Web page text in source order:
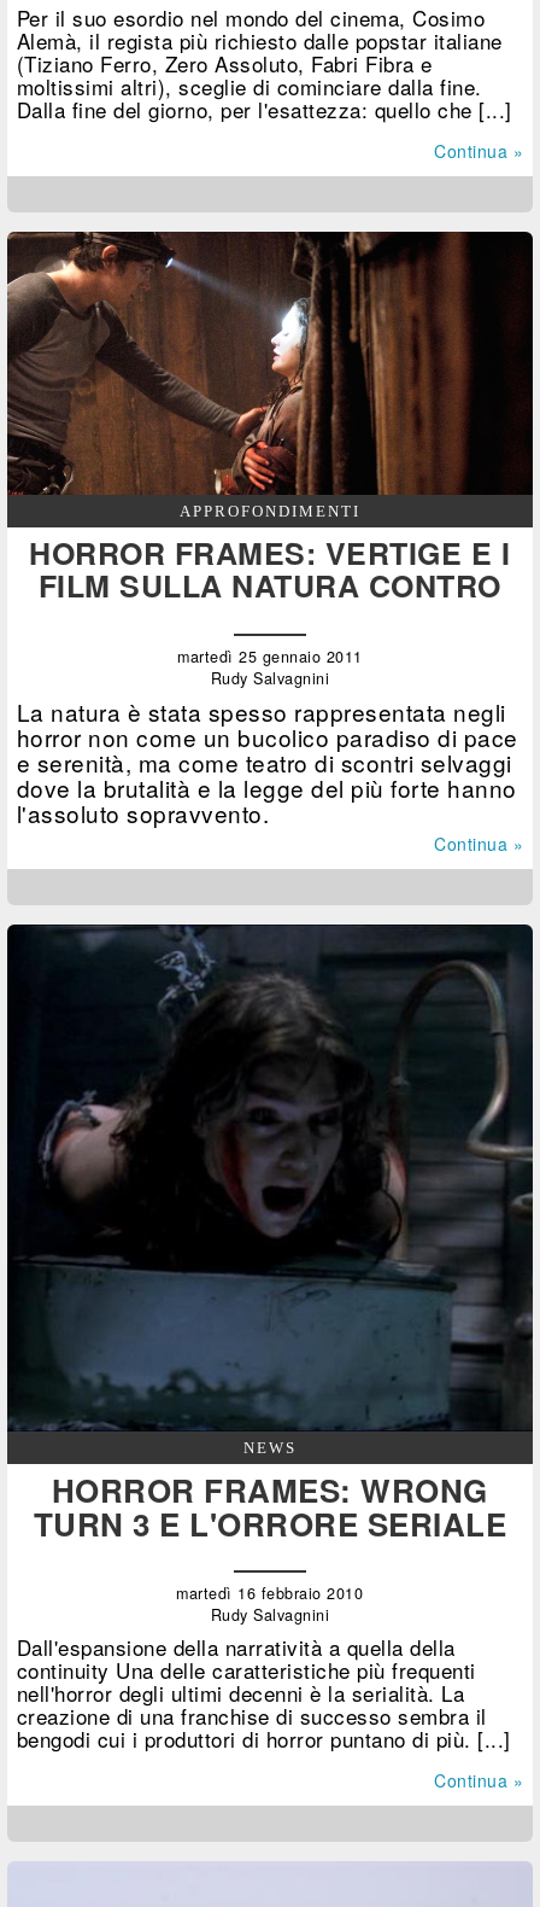
Per il suo esordio nel mondo del cinema, Cosimo
Alemà, il regista più richiesto dalle popstar italiane
(Tiziano Ferro, Zero Assoluto, Fabri Fibra e
moltissimi altri), sceglie di cominciare dalla fine.
Dalla fine del giorno, per l'esattezza: quello che [...]
Continua »
APPROFONDIMENTI
HORROR FRAMES: VERTIGE E I
FILM SULLA NATURA CONTRO
martedì 25 gennaio 2011
Rudy Salvagnini
La natura è stata spesso rappresentata negli
horror non come un bucolico paradiso di pace
e serenità, ma come teatro di scontri selvaggi
dove la brutalità e la legge del più forte hanno
l'assoluto sopravvento.
Continua »
NEWS
HORROR FRAMES: WRONG
TURN 3 E L'ORRORE SERIALE
martedì 16 febbraio 2010
Rudy Salvagnini
Dall'espansione della narratività a quella della
continuity Una delle caratteristiche più frequenti
nell'horror degli ultimi decenni è la serialità. La
creazione di una franchise di successo sembra il
bengodi cui i produttori di horror puntano di più. [...]
Continua »